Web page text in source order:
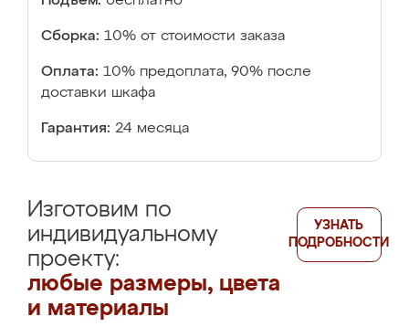
Сборка: 10% от стоимости заказа
Оплата: 10% предоплата, 90% после
доставки шкафа
Гарантия: 24 месяца
Изготовим по
индивидуальному
проекту:
любые размеры, цвета
и материалы
УЗНАТЬ
ПОДРОБНОСТИ